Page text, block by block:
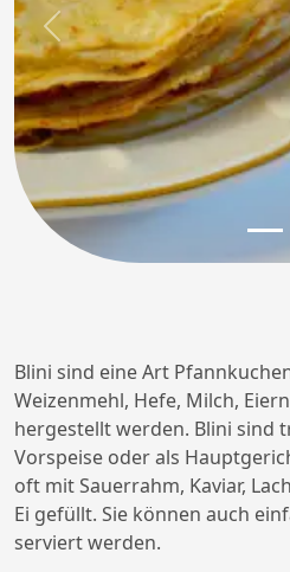
Previous
Blini sind eine Art
Weizenmehl, Hefe, Milch,
hergestellt werden. Blini sind
Vorspeise oder als
oft mit Sauerrahm, Kaviar,
Ei gefüllt. Sie können auch
serviert werden.